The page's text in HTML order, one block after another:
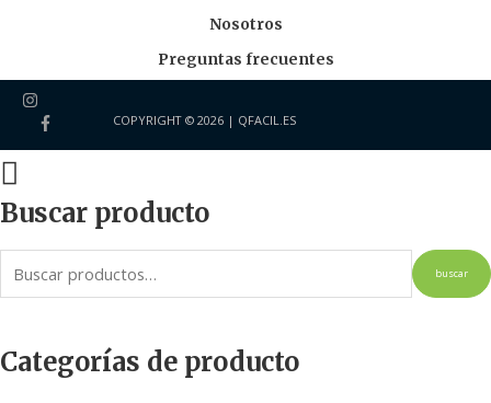
Nosotros
Preguntas frecuentes
COPYRIGHT © 2026 | QFACIL.ES
Buscar producto
buscar
Categorías de producto